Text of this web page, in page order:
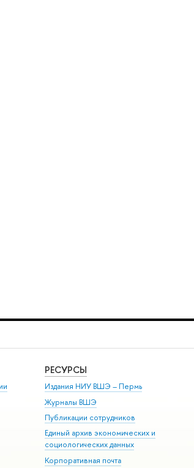
РЕСУРСЫ
Издания НИУ ВШЭ ­– Пермь
Журналы ВШЭ
Публикации сотрудников
Единый архив экономических и
социологических данных
Корпоративная почта